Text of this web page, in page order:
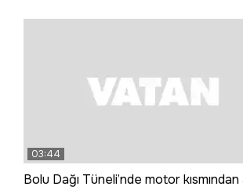
03:44
Bolu Dağı Tüneli’nde motor